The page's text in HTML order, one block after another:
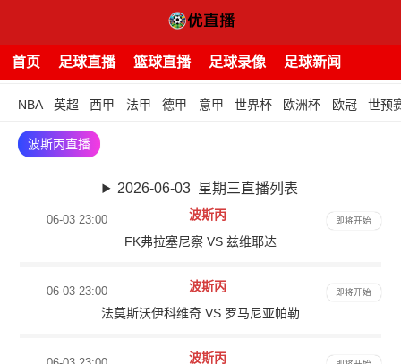
首页 足球直播 篮球直播 足球录像 足球新闻
NBA 英超 西甲 法甲 德甲 意甲 世界杯 欧洲杯 欧冠 世预
波斯丙直播
2026-06-03 星期三直播列表
06-03 23:00
波斯丙
FK弗拉塞尼察 VS 兹维耶达
即将开始
06-03 23:00
波斯丙
法莫斯沃伊科维奇 VS 罗马尼亚帕勒
即将开始
波斯丙